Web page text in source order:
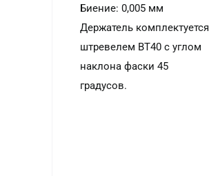
Биение: 0,005 мм
Держатель комплектуется
штревелем ВТ40 с углом
наклона фаски 45
градусов.